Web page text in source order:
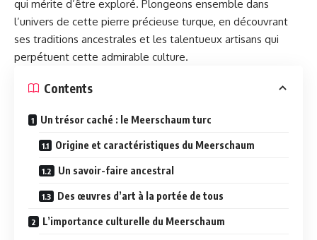
qui mérite d’être exploré. Plongeons ensemble dans
l’univers de cette pierre précieuse turque, en découvrant
ses traditions ancestrales et les talentueux artisans qui
perpétuent cette admirable culture.
Contents
Un trésor caché : le Meerschaum turc
Origine et caractéristiques du Meerschaum
Un savoir-faire ancestral
Des œuvres d’art à la portée de tous
L’importance culturelle du Meerschaum